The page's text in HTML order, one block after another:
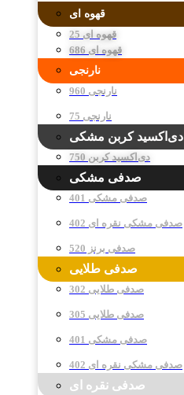
قهوه ای
قهوه ای 25
قهوه ای 686
نارنجی
نارنجی 960
نارنجی 75
دی‌اکسید کربن مشکی
دی‌اکسید کربن 750
صدفی مشکی
صدفی مشکی 401
صدفی مشکی نقره ای 402
صدفی برنز 520
صدفی طلایی
صدفی طلایی 302
صدفی طلایی 305
صدفی مشکی 401
صدفی مشکی نقره ای 402
صدفی نقره ای